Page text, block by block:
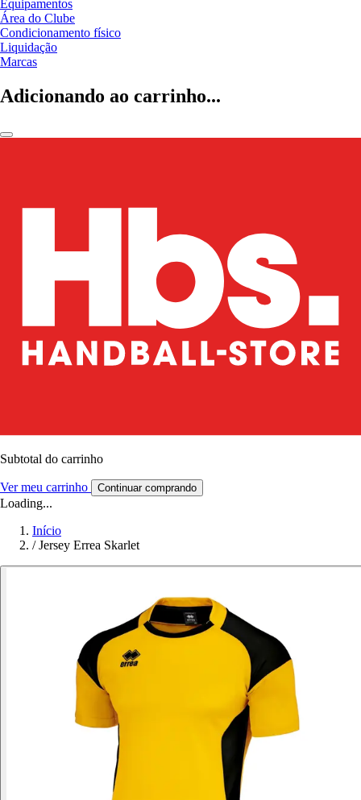
Equipamentos
Área do Clube
Condicionamento físico
Liquidação
Marcas
Adicionando ao carrinho...
Subtotal do carrinho
Ver meu carrinho Continuar comprando
Loading...
Início
/ Jersey Errea Skarlet